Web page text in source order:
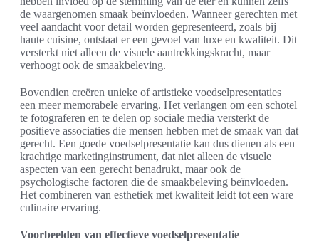
de waargenomen smaak beïnvloeden. Wanneer gerechten met
veel aandacht voor detail worden gepresenteerd, zoals bij
haute cuisine, ontstaat er een gevoel van luxe en kwaliteit. Dit
versterkt niet alleen de visuele aantrekkingskracht, maar
verhoogt ook de smaakbeleving.
Bovendien creëren unieke of artistieke voedselpresentaties
een meer memorabele ervaring. Het verlangen om een schotel
te fotograferen en te delen op sociale media versterkt de
positieve associaties die mensen hebben met de smaak van dat
gerecht. Een goede voedselpresentatie kan dus dienen als een
krachtige marketinginstrument, dat niet alleen de visuele
aspecten van een gerecht benadrukt, maar ook de
psychologische factoren die de smaakbeleving beïnvloeden.
Het combineren van esthetiek met kwaliteit leidt tot een ware
culinaire ervaring.
Voorbeelden van effectieve voedselpresentatie